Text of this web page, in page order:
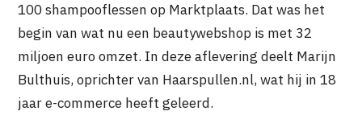
100 shampooflessen op Marktplaats. Dat was het
begin van wat nu een beautywebshop is met 32
miljoen euro omzet. In deze aflevering deelt Marijn
Bulthuis, oprichter van Haarspullen.nl, wat hij in 18
jaar e-commerce heeft geleerd.